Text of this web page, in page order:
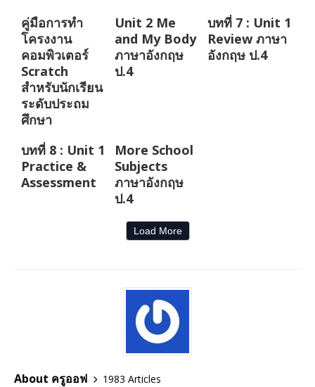
คู่มือการทำ
โครงงาน
คอมพิวเตอร์
Scratch
สำหรับนักเรียน
ระดับประถม
ศึกษา
Unit 2 Me
and My Body
ภาษาอังกฤษ
ป.4
บทที่ 7 : Unit 1
Review ภาษา
อังกฤษ ป.4
บทที่ 8 : Unit 1
Practice &
Assessment
More School
Subjects
ภาษาอังกฤษ
ป.4
Load More
About ครูออฟ
1983 Articles